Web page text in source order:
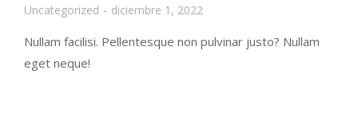
Uncategorized diciembre 1, 2022
Nullam facilisi. Pellentesque non pulvinar justo? Nullam
eget neque!